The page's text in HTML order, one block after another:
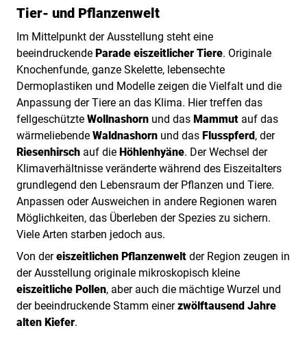
Tier- und Pflanzenwelt
Im Mittelpunkt der Ausstellung steht eine
beeindruckende Parade eiszeitlicher Tiere. Originale
Knochenfunde, ganze Skelette, lebensechte
Dermoplastiken und Modelle zeigen die Vielfalt und die
Anpassung der Tiere an das Klima. Hier treffen das
fellgeschützte Wollnashorn und das Mammut auf das
wärmeliebende Waldnashorn und das Flusspferd, der
Riesenhirsch auf die Höhlenhyäne. Der Wechsel der
Klimaverhältnisse veränderte während des Eiszeitalters
grundlegend den Lebensraum der Pflanzen und Tiere.
Anpassen oder Ausweichen in andere Regionen waren
Möglichkeiten, das Überleben der Spezies zu sichern.
Viele Arten starben jedoch aus.
Von dereiszeitlichen Pflanzenwelt der Region zeugen in
der Ausstellung originale mikroskopisch kleine
eiszeitliche Pollen, aber auch die mächtige Wurzel und
der beeindruckende Stamm einerzwölftausend Jahre
alten Kiefer.